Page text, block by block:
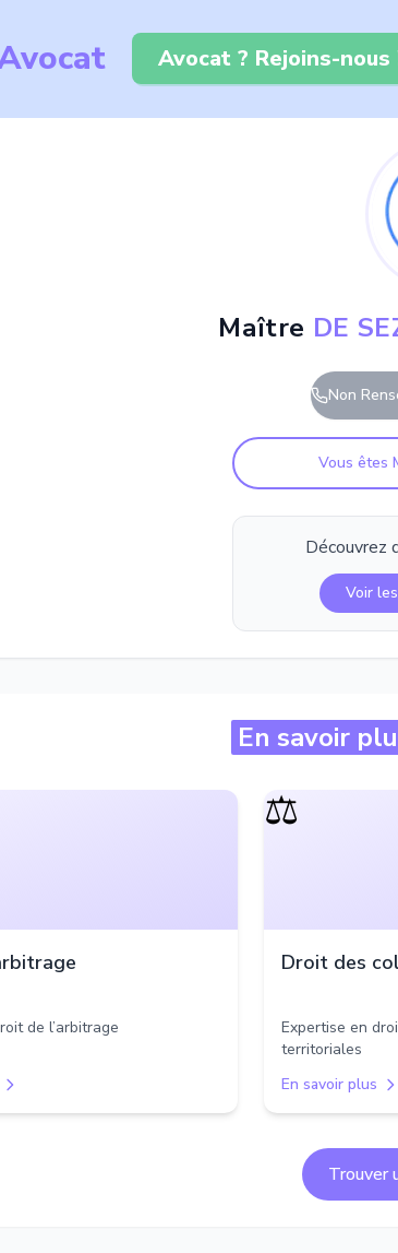
Avocat ? Rejoins-nous
Maître DE
Non
Vous êtes
Découvrez
Voir
En savoir
de l’arbitrage
⚖️
Droit des
Expertise en
territoriales
En savoir plus
Trouver